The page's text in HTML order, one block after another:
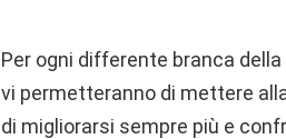
Per ogni differente branca
vi permetteranno di mettere
di migliorarsi sempre più e